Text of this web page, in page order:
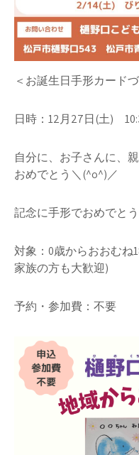
＜お誕生日手形カード
日時：12月27日(土)
自分に、お子さんに、
おめでとう＼(^o^)／
記念に手形でおめでと
対象：0歳からおおむね
家族の方も大歓迎)
予約・参加費：不要